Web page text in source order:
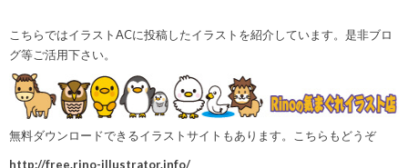
こちらではイラストACに投稿したイラストを紹介しています。是非ブロ
グ等ご活用下さい。
無料ダウンロードできるイラストサイトもあります。こちらもどうぞ
http://free.rino-illustrator.info/